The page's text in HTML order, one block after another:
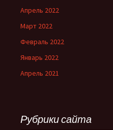
Апрель 2022
Март 2022
Февраль 2022
Январь 2022
Апрель 2021
Рубрики сайта